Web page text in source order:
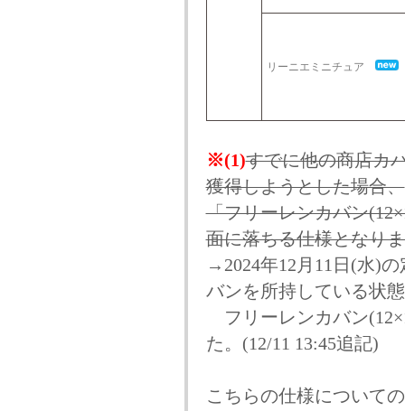
リーニエミニチュア
※(1)すでに他の商店カ
獲得しようとした場合、
「フリーレンカバン
面に落ちる仕様となり
→2024年12月11日(水)
バンを所持している状
フリーレンカバン
た。(12/11 13:45追記)
こちらの仕様について